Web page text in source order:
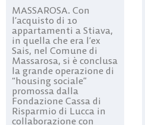
MASSAROSA. Con
l’acquisto di 10
appartamenti a Stiava,
in quella che era l’ex
Sais, nel Comune di
Massarosa, si è conclusa
la grande operazione di
“housing sociale”
promossa dalla
Fondazione Cassa di
Risparmio di Lucca in
collaborazione con